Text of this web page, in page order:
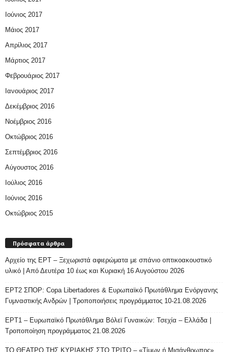
Ιούνιος 2017
Μάιος 2017
Απρίλιος 2017
Μάρτιος 2017
Φεβρουάριος 2017
Ιανουάριος 2017
Δεκέμβριος 2016
Νοέμβριος 2016
Οκτώβριος 2016
Σεπτέμβριος 2016
Αύγουστος 2016
Ιούλιος 2016
Ιούνιος 2016
Οκτώβριος 2015
Πρόσφατα άρθρα
Αρχείο της ΕΡΤ – Ξεχωριστά αφιερώματα με σπάνιο οπτικοακουστικό
υλικό | Από Δευτέρα 10 έως και Κυριακή 16 Αυγούστου 2026
ΕΡΤ2 ΣΠΟΡ: Copa Libertadores & Ευρωπαϊκό Πρωτάθλημα Ενόργανης
Γυμναστικής Ανδρών | Τροποποιήσεις προγράμματος 10-21.08.2026
ΕΡΤ1 – Ευρωπαϊκό Πρωτάθλημα Βόλεϊ Γυναικών: Τσεχία – Ελλάδα |
Τροποποίηση προγράμματος 21.08.2026
ΤΟ ΘΕΑΤΡΟ ΤΗΣ ΚΥΡΙΑΚΗΣ ΣΤΟ ΤΡΙΤΟ – «Τίμων ή Μισάνθρωπος»